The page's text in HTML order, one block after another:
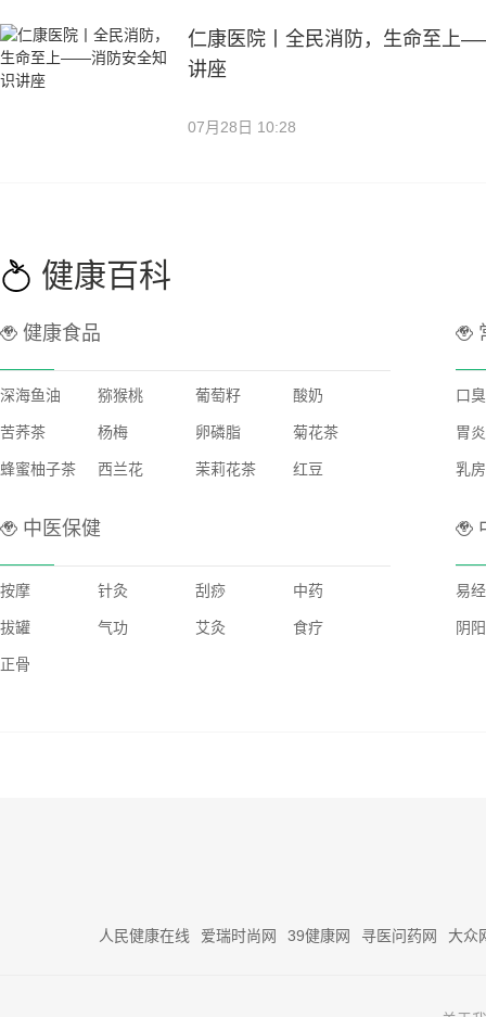
仁康医院丨全民消防，生命至上
讲座
07月28日 10:28
健康百科
健康食品
深海鱼油 猕猴桃 葡萄籽 酸奶
苦荞茶 杨梅 卵磷脂 菊花茶
蜂蜜柚子茶 西兰花 茉莉花茶 红豆
口臭
胃炎
乳房
中医保健
按摩 针灸 刮痧 中药
拔罐 气功 艾灸 食疗
正骨
易经
阴阳
人民健康在线 爱瑞时尚网 39健康网 寻医问药网 大众